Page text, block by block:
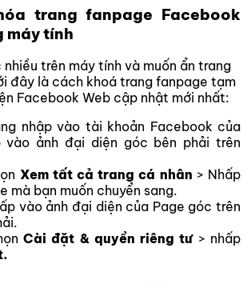
trang fanpage Facebook
máy tính
nhiều trên máy tính và muốn ẩn trang
đây là cách khoá trang fanpage tạm
Facebook Web cập nhật mới nhất:
nhập vào tài khoản Facebook của
vào ảnh đại diện góc bên phải trên
Xem tất cả trang cá nhân > Nhấp
mà bạn muốn chuyển sang.
vào ảnh đại diện của Page góc trên
Cài đặt & quyền riêng tư> nhấp